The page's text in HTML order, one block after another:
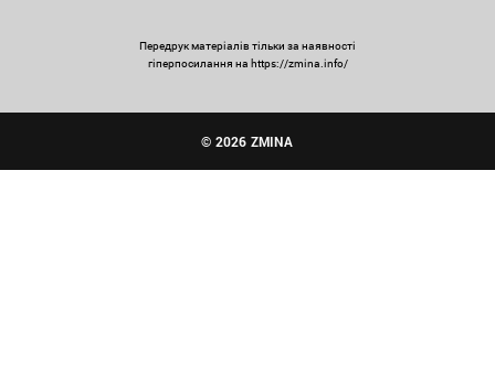
Передрук матеріалів тільки за наявності
гіперпосилання на https://zmina.info/
© 2026 ZMINA